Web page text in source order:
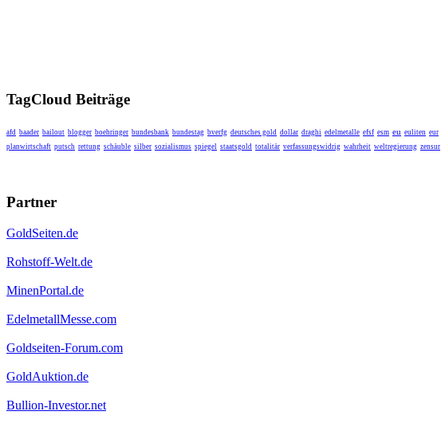
TagCloud Beiträge
afd baader bailout blogger boehringer bundesbank bundestag bverfg deutsches gold dollar draghi edelmetalle efsf esm eu euliten eur
planwirtschaft putsch rettung schäuble silber sozialismus spiegel staatsgold totalitär verfassungswidrig wahrheit weltregierung zensur
Partner
GoldSeiten.de
Rohstoff-Welt.de
MinenPortal.de
EdelmetallMesse.com
Goldseiten-Forum.com
GoldAuktion.de
Bullion-Investor.net